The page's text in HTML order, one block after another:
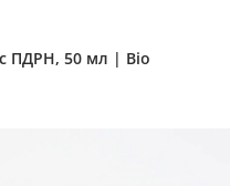
ПДРН, 50 мл | Bio